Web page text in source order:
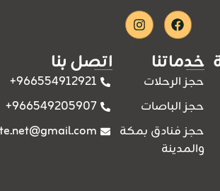
Facebook
Instagram
خدماتنا
حجز الرحلات
حجز الباصات
حجز فنادق بمكة
والمدينة
اتصل بنا
966554912921+
966549205907+